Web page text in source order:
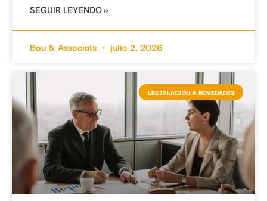
SEGUIR LEYENDO »
Bou & Associats julio 2, 2026
LEGISLACIÓN & NOVEDADES